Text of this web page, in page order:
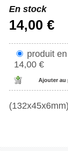
En stock
14,00 €
produit
14,00 €